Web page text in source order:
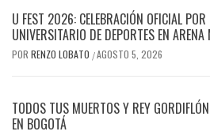
U FEST 2026: CELEBRACIÓN OFICIAL
UNIVERSITARIO DE DEPORTES EN
POR RENZO LOBATO /AGOSTO 5, 2026
TODOS TUS MUERTOS Y REY
EN BOGOTÁ